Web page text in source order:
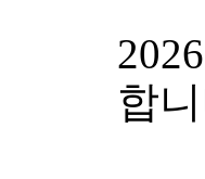
합